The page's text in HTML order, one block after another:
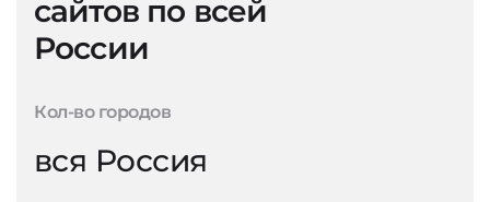
сайтов по всей
России
Кол-во городов
вся Россия